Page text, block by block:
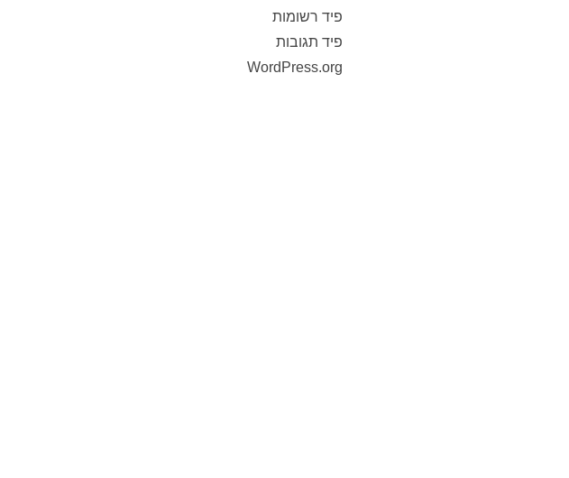
פיד רשומות
פיד תגובות
WordPress.org